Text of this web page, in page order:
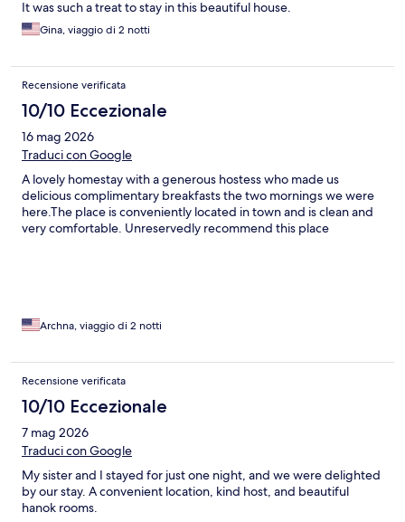
It was such a treat to stay in this beautiful house.
Gina, viaggio di 2 notti
Recensione verificata
10/10 Eccezionale
16 mag 2026
Traduci con Google
A lovely homestay with a generous hostess who made us
delicious complimentary breakfasts the two mornings we were
here.The place is conveniently located in town and is clean and
very comfortable. Unreservedly recommend this place
Archna, viaggio di 2 notti
Recensione verificata
10/10 Eccezionale
7 mag 2026
Traduci con Google
My sister and I stayed for just one night, and we were delighted
by our stay. A convenient location, kind host, and beautiful
hanok rooms.